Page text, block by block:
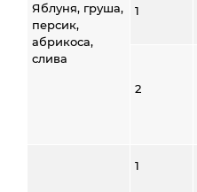
Яблуня, груша,
персик,
абрикоса,
слива
1
2
1